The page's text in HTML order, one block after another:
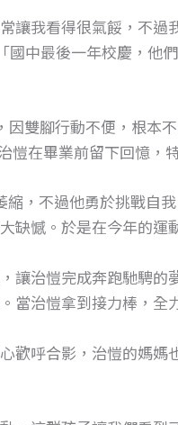
讓我看得很氣餒，不過
中最後一年校慶，他
雙腳行動不便，根本
愷在畢業前留下回憶
，不過他勇於挑戰自
缺憾。於是在今年的運
讓治愷完成奔跑馳騁的
當治愷拿到接力棒，全
歡呼合影，治愷的媽媽